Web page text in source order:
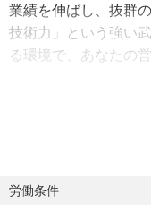
業績を伸ばし、抜群
技術力」という強い
る環境で、あなたの
（新築・改修等）の
労働条件